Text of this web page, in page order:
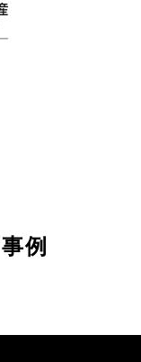
例